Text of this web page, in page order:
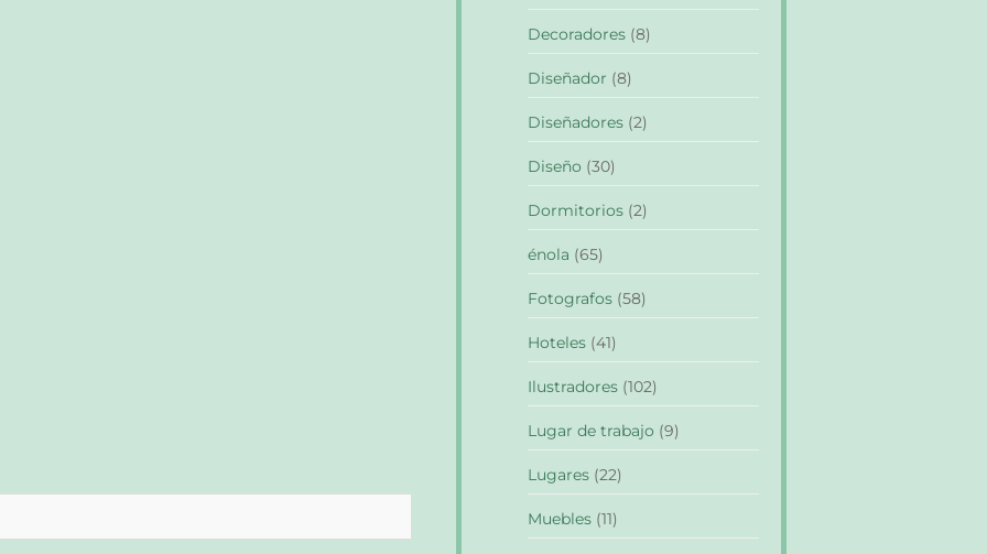
Decoradores (8)
Diseñador (8)
Diseñadores (2)
Diseño (30)
Dormitorios (2)
énola (65)
Fotografos (58)
Hoteles (41)
Ilustradores (102)
Lugar de trabajo (9)
Lugares (22)
Muebles (11)